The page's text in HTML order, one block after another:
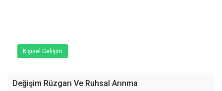
Kişisel Gelişim
Değişim Rüzgarı Ve Ruhsal Arınma